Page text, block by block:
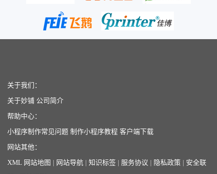
关于我们：
关于妙铺 公司简介
帮助中心：
小程序制作常见问题 制作小程序教程 客户端下载
网站其他：
XML 网站地图 网站导航 知识标签 服务协议 隐私政策 安全联